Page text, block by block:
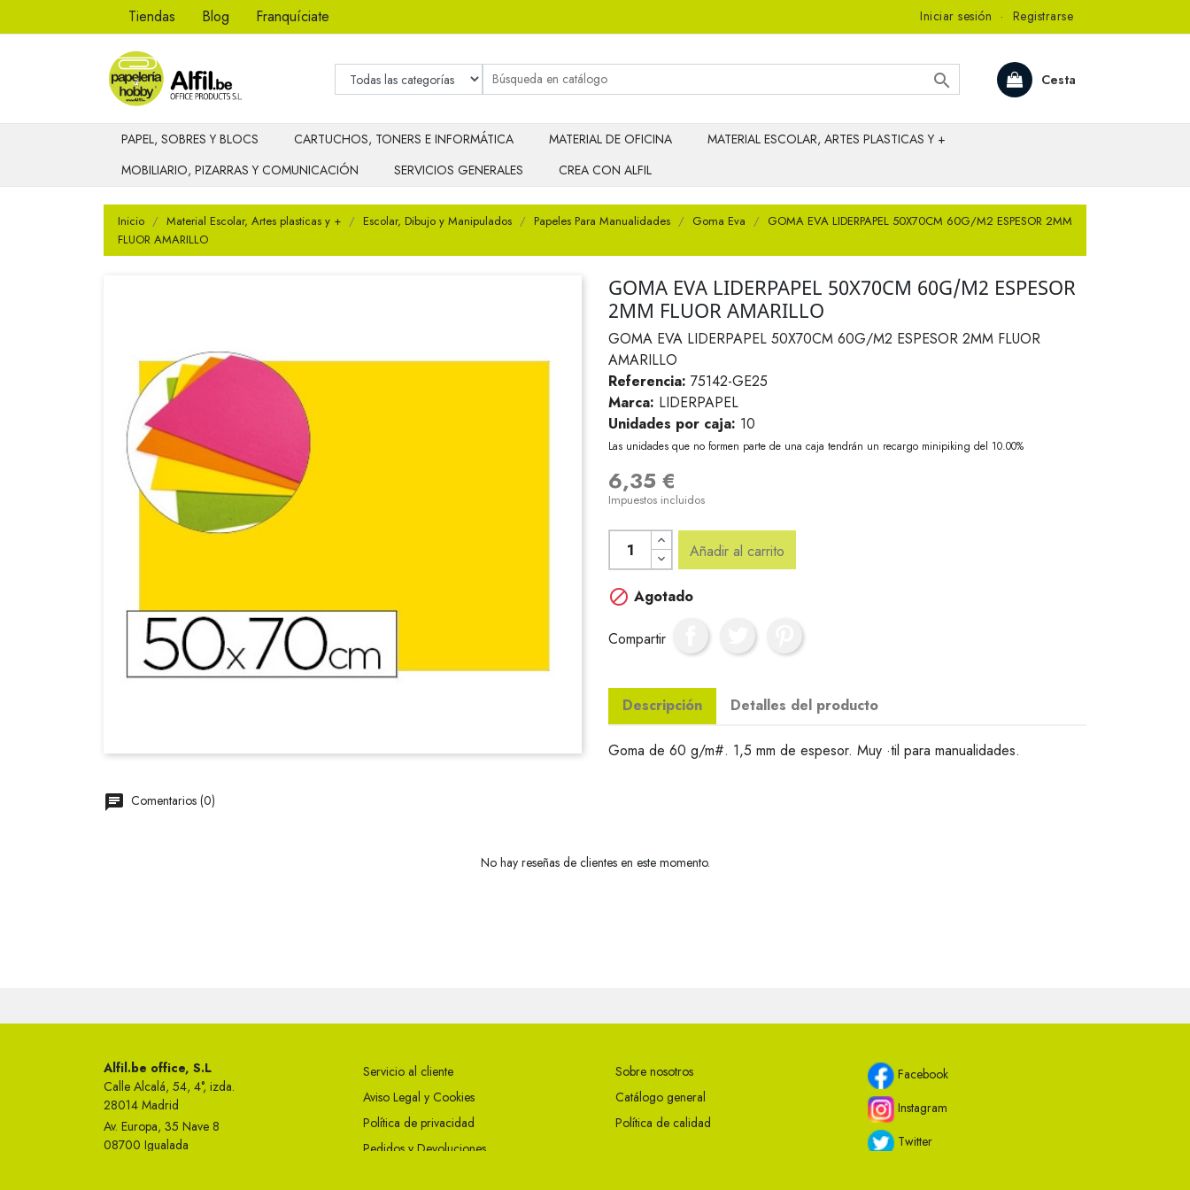
Tiendas Blog Franquíciate Iniciar sesión · Registrarse
Cesta

PAPEL, SOBRES Y BLOCS CARTUCHOS, TONERS E INFORMÁTICA MATERIAL DE OFICINA
MATERIAL ESCOLAR, ARTES PLASTICAS Y +
MOBILIARIO, PIZARRAS Y COMUNICACIÓN
SERVICIOS GENERALES CREA CON ALFIL
Inicio Material Escolar, Artes plasticas y + Escolar, Dibujo y Manipulados Papeles Para Manualidades Goma Eva
GOMA EVA LIDERPAPEL 50X70CM 60G/M2 ESPESOR 2MM
FLUOR AMARILLO
GOMA EVA LIDERPAPEL 50X70CM 60G/M2 ESPESOR
2MM FLUOR AMARILLO
GOMA EVA LIDERPAPEL 50X70CM 60G/M2 ESPESOR 2MM FLUOR
AMARILLO
Referencia: 75142-GE25
Marca: LIDERPAPEL
Unidades por caja: 10
Las unidades que no formen parte de una caja tendrán un recargo minipiking del 10.00%
6,35 €
Impuestos incluidos
Añadir al carrito
 Agotado
Compartir
Descripción Detalles del producto
Goma de 60 g/m#. 1,5 mm de espesor. Muy ·til para manualidades.
Comentarios (0)
No hay reseñas de clientes en este momento.
Alfil.be office, S.L
Calle Alcalá, 54, 4°, izda.
28014 Madrid
Av. Europa, 35 Nave 8
08700 Igualada
Servicio al cliente
Aviso Legal y Cookies
Política de privacidad
Pedidos y Devoluciones
Sobre nosotros
Catálogo general
Política de calidad
Facebook
Instagram
Twitter